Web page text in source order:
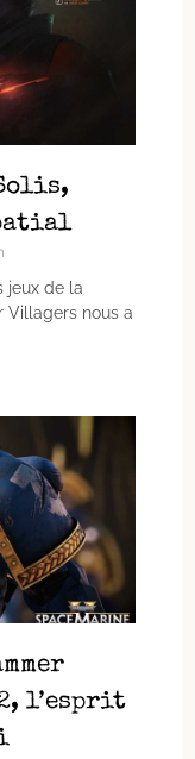
jeux de la
Villagers nous a
l’esprit